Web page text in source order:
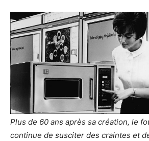
Plus de 60 ans après sa création, le
continue de susciter des craintes et